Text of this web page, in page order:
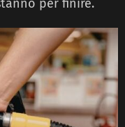
per finire.